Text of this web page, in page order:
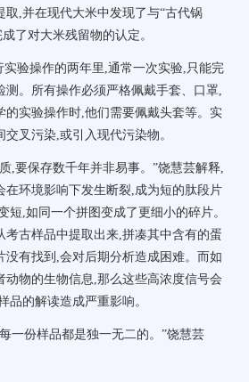
取,并在现代大米中发现了与“古代锅
了对大米残留物的认定。
实验操作的两年里,通常一次实验,只能完
测。所有操作必须严格佩戴手套、口罩,
的实验操作时,他们需要佩戴头套等。实
叉污染,或引入现代污染物。
,要保存数千年并非易事。”饶慧芸解释,
在环境影响下发生断裂,成为短的肽段片
短,如同一个拼图变成了更细小的碎片。
考古样品中提取出来,拼凑其中含有的蛋
没有找到,会对后期分析造成困难。而如
动物的生物信息,那么这些高浓度信号会
品的解读造成严重影响。
一份样品都是独一无二的。”饶慧芸